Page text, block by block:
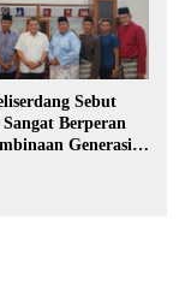
Sebut
Berperan
Generasi